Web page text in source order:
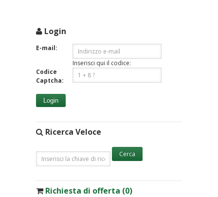
Login
E-mail:
Codice
Captcha:
Inserisci qui il codice:
Login
Ricerca Veloce
Richiesta di offerta (0)